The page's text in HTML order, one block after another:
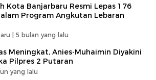
Kota Banjarbaru Resmi Lepas 176
Program Angkutan Lebaran
| 5 bulan yang lalu
Meningkat, Anies-Muhaimin Diyakini
Pilpres 2 Putaran
yang lalu